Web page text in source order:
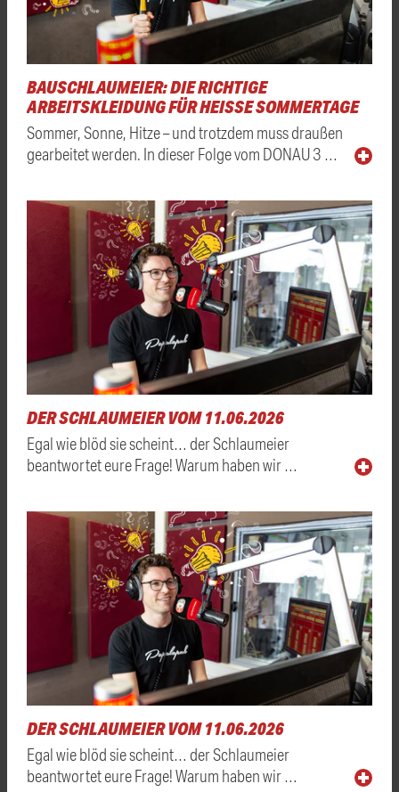
BAUSCHLAUMEIER: DIE RICHTIGE
ARBEITSKLEIDUNG FÜR HEISSE SOMMERTAGE
Sommer, Sonne, Hitze – und trotzdem muss draußen
gearbeitet werden. In dieser Folge vom DONAU 3 …
DER SCHLAUMEIER VOM 11.06.2026
Egal wie blöd sie scheint… der Schlaumeier
beantwortet eure Frage! Warum haben wir …
DER SCHLAUMEIER VOM 11.06.2026
Egal wie blöd sie scheint… der Schlaumeier
beantwortet eure Frage! Warum haben wir …